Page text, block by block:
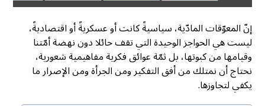
إنّ المعوّقات المادّية، سياسيةً كانت أو عسكريةً أو اقتصاديةً،
ليست هي الحواجز الوحيدة التي تقف حائلا دون نهضة أمّتنا
وقيامها من كبوتها، بل ثمّة عوائق فكرية مفاهيمية شعورية،
نحتاج أن نمتلك من أفق التفكير ومن الجرأة ومن الإصرار ما
يكفي لتجاوزها.